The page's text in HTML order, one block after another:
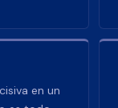
en un